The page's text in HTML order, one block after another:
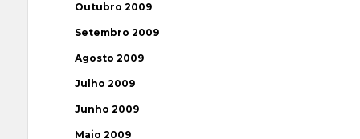
Outubro 2009
Setembro 2009
Agosto 2009
Julho 2009
Junho 2009
Maio 2009